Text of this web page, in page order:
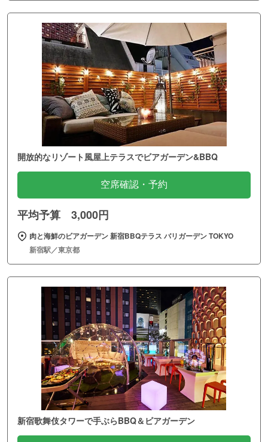
開放的なリゾート風屋上テラスでビアガーデン&BBQ
空席確認・予約
平均予算 3,000円
肉と海鮮のビアガーデン 新宿BBQテラス バリガーデン TOKYO
新宿駅／東京都
新宿歌舞伎タワーで手ぶらBBQ＆ビアガーデン